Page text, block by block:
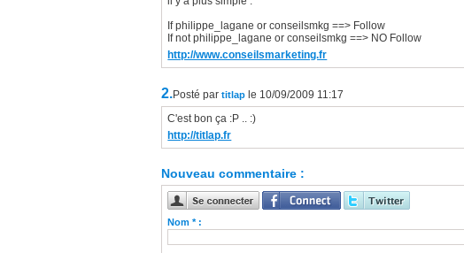
If philippe_lagane or conseilsmkg ==> Follow
If not philippe_lagane or conseilsmkg ==> NO Follow
http://www.conseilsmarketing.fr
2.Posté par titlap le 10/09/2009 11:17
C'est bon ça :P .. :)
http://titlap.fr
Nouveau commentaire :
Nom * :